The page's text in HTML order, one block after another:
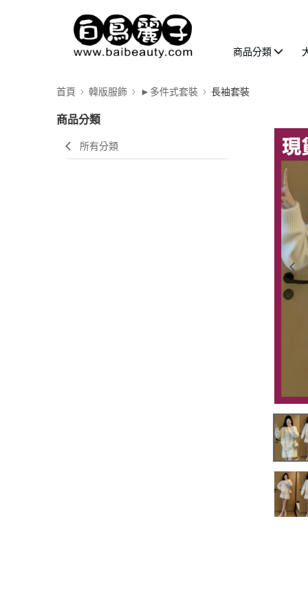
商品分類
首頁 韓版服飾 ►多件式套裝 長袖套裝
商品分類
所有分類